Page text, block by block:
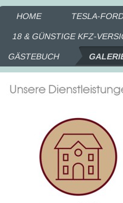
HOME TESLA-
18 & GÜNSTIGE KFZ-
GÄSTEBUCH